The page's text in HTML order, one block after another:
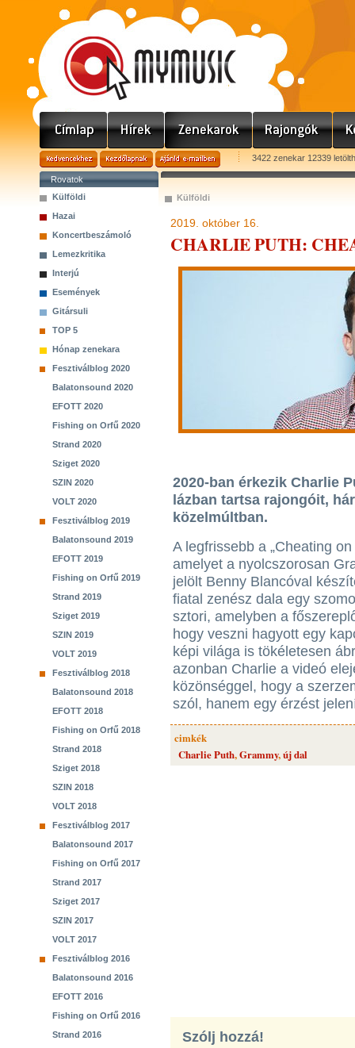
3422 zenekar 12339
Rovatok
Külföldi
Hazai
Koncertbeszámoló
Lemezkritika
Interjú
Események
Gitársuli
TOP 5
Hónap zenekara
Fesztiválblog 2020
Balatonsound 2020
EFOTT 2020
Fishing on Orfű 2020
Strand 2020
Sziget 2020
SZIN 2020
VOLT 2020
Fesztiválblog 2019
Balatonsound 2019
EFOTT 2019
Fishing on Orfű 2019
Strand 2019
Sziget 2019
SZIN 2019
VOLT 2019
Fesztiválblog 2018
Balatonsound 2018
EFOTT 2018
Fishing on Orfű 2018
Strand 2018
Sziget 2018
SZIN 2018
VOLT 2018
Fesztiválblog 2017
Balatonsound 2017
Fishing on Orfű 2017
Strand 2017
Sziget 2017
SZIN 2017
VOLT 2017
Fesztiválblog 2016
Balatonsound 2016
EFOTT 2016
Fishing on Orfű 2016
Strand 2016
Külföldi
2019. október 16.
CHARLIE PUTH:
2020-ban érkezik Charlie
lázban tartsa rajongóit,
közelmúltban.
A legfrissebb a „Cheating on
amelyet a nyolcszorosan
jelölt Benny Blancóval
fiatal zenész dala egy
sztori, amelyben a
hogy veszni hagyott egy
képi világa is tökéletesen
azonban Charlie a videó
közönséggel, hogy a
szól, hanem egy érzést
cimkék
Charlie Puth,Grammy,új dal
Szólj hozzá!